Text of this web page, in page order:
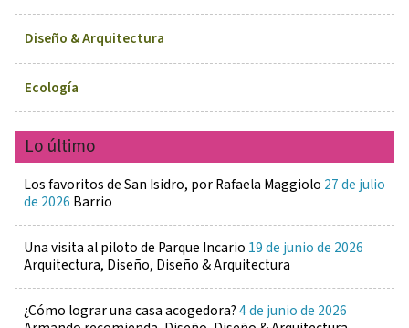
Diseño & Arquitectura
Ecología
Lo último
Los favoritos de San Isidro, por Rafaela Maggiolo 27 de julio
de 2026 Barrio
Una visita al piloto de Parque Incario 19 de junio de 2026
Arquitectura, Diseño, Diseño & Arquitectura
¿Cómo lograr una casa acogedora?4 de junio de 2026